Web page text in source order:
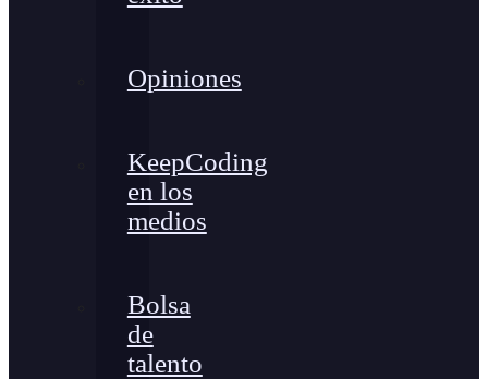
Opiniones
KeepCoding
en los
medios
Bolsa
de
talento